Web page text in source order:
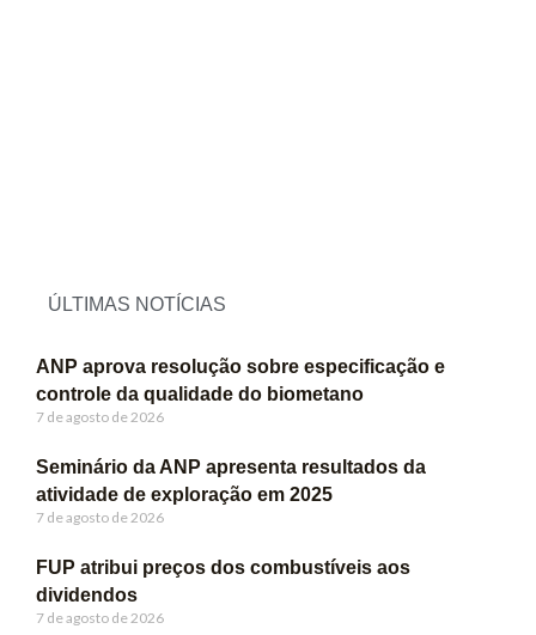
ÚLTIMAS NOTÍCIAS
ANP aprova resolução sobre especificação e
controle da qualidade do biometano
7 de agosto de 2026
Seminário da ANP apresenta resultados da
atividade de exploração em 2025
7 de agosto de 2026
FUP atribui preços dos combustíveis aos
dividendos
7 de agosto de 2026